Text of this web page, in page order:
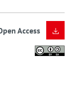
Access